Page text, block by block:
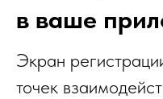
в ваше
Экран
точек